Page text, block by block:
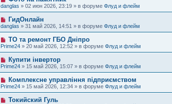
н
и
е
б
щ
е
н
и
е
е
с
о
б
щ
е
и
е
о
в
о
е
с
о
о
б
щ
е
н
и
е
danglas » 02 июн 2026, 23:19 » в форуме Флуд и флейм
Н
о
в
о
с
о
б
щ
е
н
и
е
ГидОнлайн
danglas » 31 май 2026, 14:51 » в форуме Флуд и флейм
Н
о
в
о
е
с
о
б
щ
е
ТО та ремонт ГБО Дніпро
Prime24 » 20 май 2026, 12:52 » в форуме Флуд и флейм
Н
о
в
о
е
с
о
о
Купити інвертор
Prime24 » 15 май 2026, 15:07 » в форуме Флуд и флейм
Н
о
в
о
Комплексне управління підприємством
Prime24 » 15 май 2026, 12:34 » в форуме Флуд и флейм
НТокийский Гуль